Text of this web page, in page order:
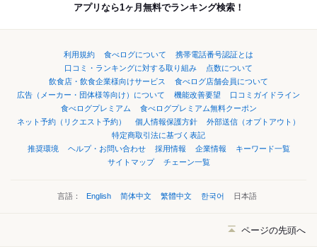
アプリなら1ヶ月無料でランキング検索！
利用規約 食べログについて
携帯電話番号認証とは
口コミ・ランキングに対する取り組み
点数について
飲食店・飲食企業様向けサービス
食べログ店舗会員について
広告（メーカー・団体様等向け）について
機能改善要望
口コミガイドライン
食べログプレミアム
食べログプレミアム無料クーポン
ネット予約（リクエスト予約）
個人情報保護方針
外部送信（オプトアウト）
特定商取引法に基づく表記
推奨環境
ヘルプ・お問い合わせ 採用情報 企業情報
キーワード一覧
サイトマップ
チェーン一覧
言語： English 简体中文 繁體中文 한국어 日本語
ページの先頭へ